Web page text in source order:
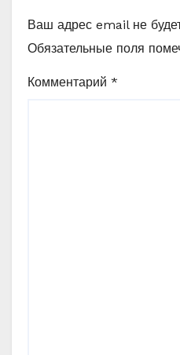
Ваш адрес email не
Обязательные поля
Комментарий *